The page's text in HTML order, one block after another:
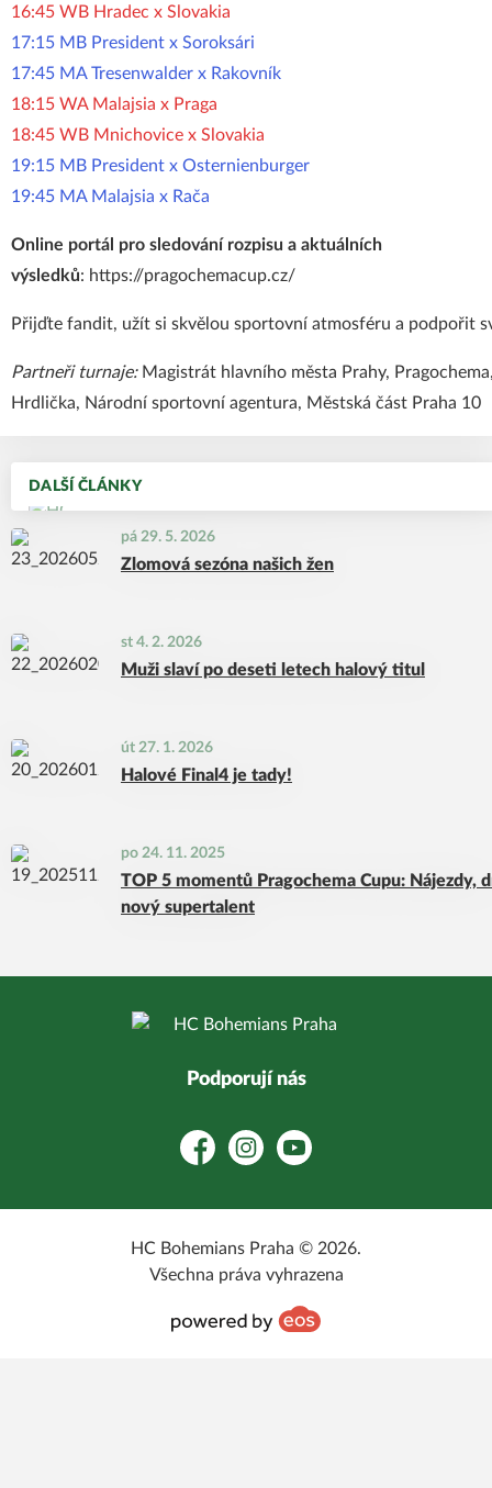
DALŠÍ ČLÁNKY
pá 29. 5. 2026
Zlomová sezóna našich žen
st 4. 2. 2026
Muži slaví po deseti letech halový titul
út 27. 1. 2026
Halové Final4 je tady!
po 24. 11. 2025
TOP 5 momentů Pragochema Cupu: Nájezdy,
nový supertalent
16:45 WB Hradec x Slovakia
17:15 MB President x Soroksári
17:45 MA Tresenwalder x Rakovník
18:15 WA Malajsia x Praga
18:45 WB Mnichovice x Slovakia
19:15 MB President x Osternienburger
19:45 MA Malajsia x Rača
Online portál pro sledování rozpisu a aktuálních
výsledků: https://pragochemacup.cz/
Přijďte fandit, užít si skvělou sportovní atmosféru a podpořit
Partneři turnaje: Magistrát hlavního města Prahy,
Hrdlička, Národní sportovní agentura, Městská část Praha 10
Podporují nás
FacebookInstagramYouTube
HC Bohemians Praha © 2026.
Všechna práva vyhrazena